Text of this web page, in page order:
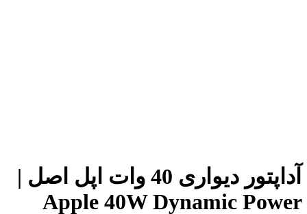
آداپتور دیواری 40 وات اپل اصل |
Apple 40W Dynamic Power